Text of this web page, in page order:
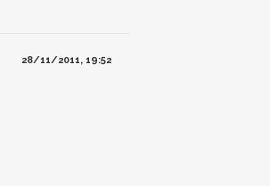
28/11/2011, 19:52